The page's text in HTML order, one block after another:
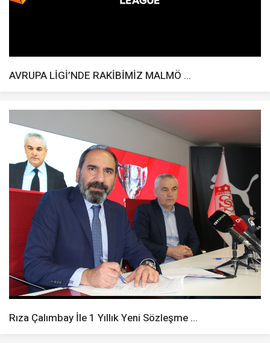
AVRUPA LİGİ’NDE RAKİBİMİZ MALMÖ ...
Rıza Çalımbay İle 1 Yıllık Yeni Sözleşme ...